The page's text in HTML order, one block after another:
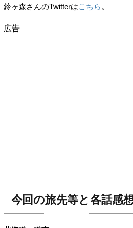
鈴ヶ森さんのTwitterはこちら。
広告
今回の旅先等と各話感